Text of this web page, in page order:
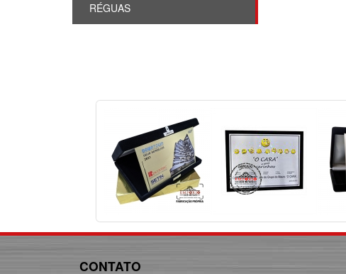
RÉGUAS
CONTATO